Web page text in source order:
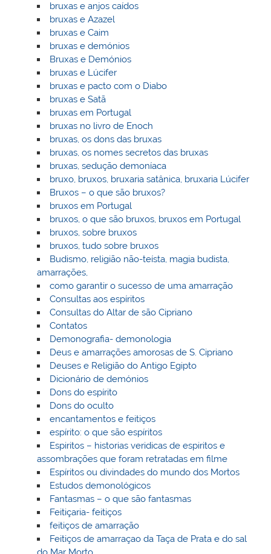
bruxas e anjos caídos
bruxas e Azazel
bruxas e Caim
bruxas e demónios
Bruxas e Demónios
bruxas e Lúcifer
bruxas e pacto com o Diabo
bruxas e Satã
bruxas em Portugal
bruxas no livro de Enoch
bruxas, os dons das bruxas
bruxas, os nomes secretos das bruxas
bruxas, sedução demoníaca
bruxo, bruxos, bruxaria satânica, bruxaria Lúcifer
Bruxos – o que são bruxos?
bruxos em Portugal
bruxos, o que são bruxos, bruxos em Portugal
bruxos, sobre bruxos
bruxos, tudo sobre bruxos
Budismo, religião não-teísta, magia budista,
amarrações,
como garantir o sucesso de uma amarração
Consultas aos espíritos
Consultas do Altar de são Cipriano
Contatos
Demonografia- demonologia
Deus e amarrações amorosas de S. Cipriano
Deuses e Religião do Antigo Egipto
Dicionário de demónios
Dons do espírito
Dons do oculto
encantamentos e feitiços
espírito: o que são espíritos
Espiritos – historias veridicas de espiritos e
assombrações que foram retratadas em filme
Espíritos ou divindades do mundo dos Mortos
Estudos demonológicos
Fantasmas – o que são fantasmas
Feitiçaria- feitiços
feitiços de amarração
Feitiços de amarraçao da Taça de Prata e do sal